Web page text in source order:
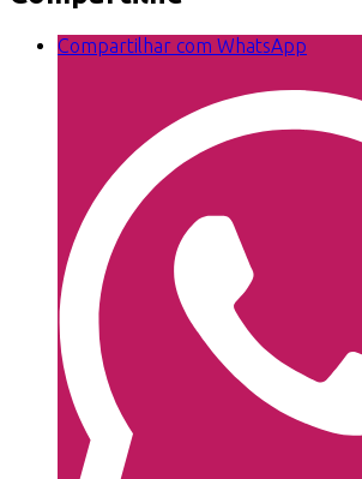
Compartilhar com WhatsApp